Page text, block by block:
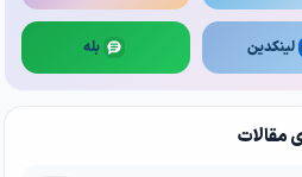
لینکدین بله
مقالات